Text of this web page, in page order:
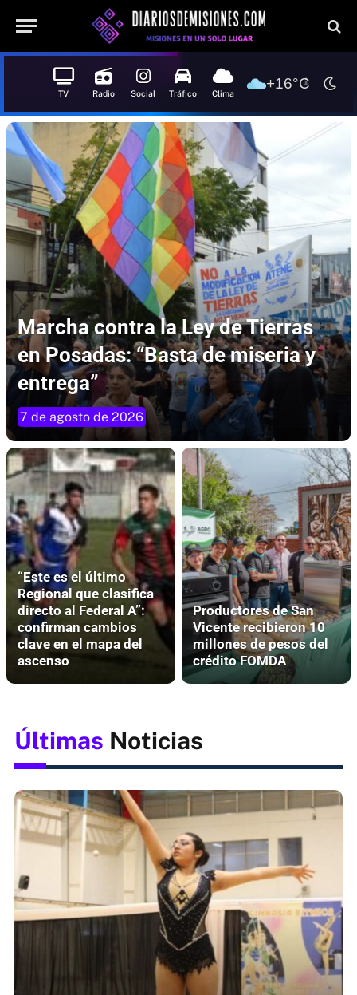
TV Radio Social Tráfico Clima
+16°C
Marcha contra la Ley de Tierras
en Posadas: “Basta de miseria y
entrega”
7 de agosto de 2026
“Este es el último
Regional que clasifica
directo al Federal A”:
confirman cambios
clave en el mapa del
ascenso
Productores de San
Vicente recibieron 10
millones de pesos del
crédito FOMDA
Últimas Noticias